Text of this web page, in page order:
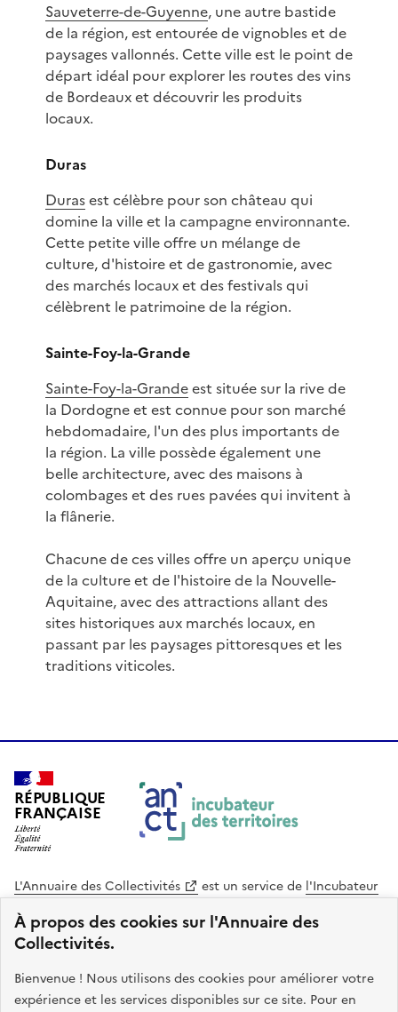
À propos des cookies sur l'Annuaire des
Collectivités.
Bienvenue ! Nous utilisons des cookies pour améliorer votre
expérience et les services disponibles sur ce site. Pour en
Sauveterre-de-Guyenne, une autre bastide
de la région, est entourée de vignobles et de
paysages vallonnés. Cette ville est le point de
départ idéal pour explorer les routes des vins
de Bordeaux et découvrir les produits
locaux.
Duras
Durasest célèbre pour son château qui
domine la ville et la campagne environnante.
Cette petite ville offre un mélange de
culture, d'histoire et de gastronomie, avec
des marchés locaux et des festivals qui
célèbrent le patrimoine de la région.
Sainte-Foy-la-Grande
Sainte-Foy-la-Grandeest située sur la rive de
la Dordogne et est connue pour son marché
hebdomadaire, l'un des plus importants de
la région. La ville possède également une
belle architecture, avec des maisons à
colombages et des rues pavées qui invitent à
la flânerie.
Chacune de ces villes offre un aperçu unique
de la culture et de l'histoire de la Nouvelle-
Aquitaine, avec des attractions allant des
sites historiques aux marchés locaux, en
passant par les paysages pittoresques et les
traditions viticoles.
RÉPUBLIQUE
FRANÇAISE
L'Annuaire des Collectivités est un service de l'Incubateur
des Territoires
Cohésion des Territoires
. Le code source de ce site web
est disponible en licence libre. Le design de ce site est conçu
avec le système de design de l’État.